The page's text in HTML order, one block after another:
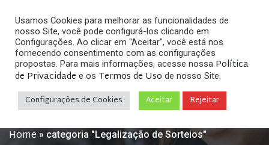
Legalização de
Sorteios
Home » categoria "Legalização de Sorteios"
Usamos Cookies para melhorar as funcionalidades de
nosso Site, você pode configurá-los clicando em
Configurações. Ao clicar em "Aceitar", você está nos
fornecendo consentimento com as configurações
propostas. Para mais informações, acesse nossa Política
de Privacidade e os Termos de Uso de nosso Site.
Configurações de Cookies Aceitar Rejeitar